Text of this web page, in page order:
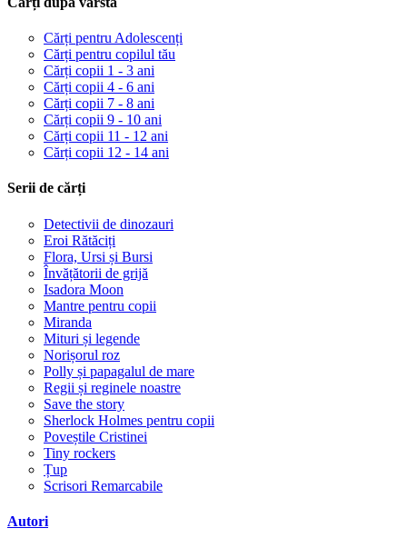
Cărți pentru Adolescenți
Cărți pentru copilul tău
Cărți copii 1 - 3 ani
Cărți copii 4 - 6 ani
Cărți copii 7 - 8 ani
Cărți copii 9 - 10 ani
Cărți copii 11 - 12 ani
Cărți copii 12 - 14 ani
Serii de cărți
Detectivii de dinozauri
Eroi Rătăciți
Flora, Ursi și Bursi
Învățătorii de grijă
Isadora Moon
Mantre pentru copii
Miranda
Mituri și legende
Norișorul roz
Polly și papagalul de mare
Regii și reginele noastre
Save the story
Sherlock Holmes pentru copii
Poveștile Cristinei
Tiny rockers
Țup
Scrisori Remarcabile
Autori